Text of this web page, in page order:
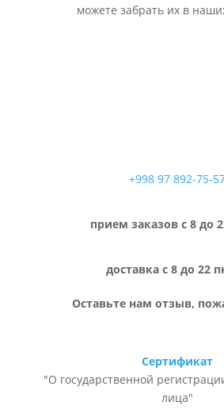
можете забрать их в
+998 97 892-75-
прием заказов с 8 до
доставка с 8 до 22
Оставьте нам отзыв,
Сертификат
"О государственной
лица"